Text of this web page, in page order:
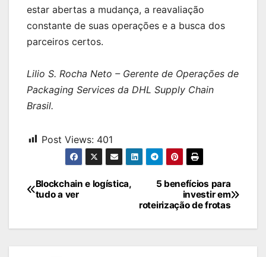
estar abertas a mudança, a reavaliação
constante de suas operações e a busca dos
parceiros certos.
Lilio S. Rocha Neto – Gerente de Operações de
Packaging Services da DHL Supply Chain
Brasil.
Post Views: 401
Navegação
5 benefícios para
investir em
roteirização de frotas
Blockchain e logística,
tudo a ver